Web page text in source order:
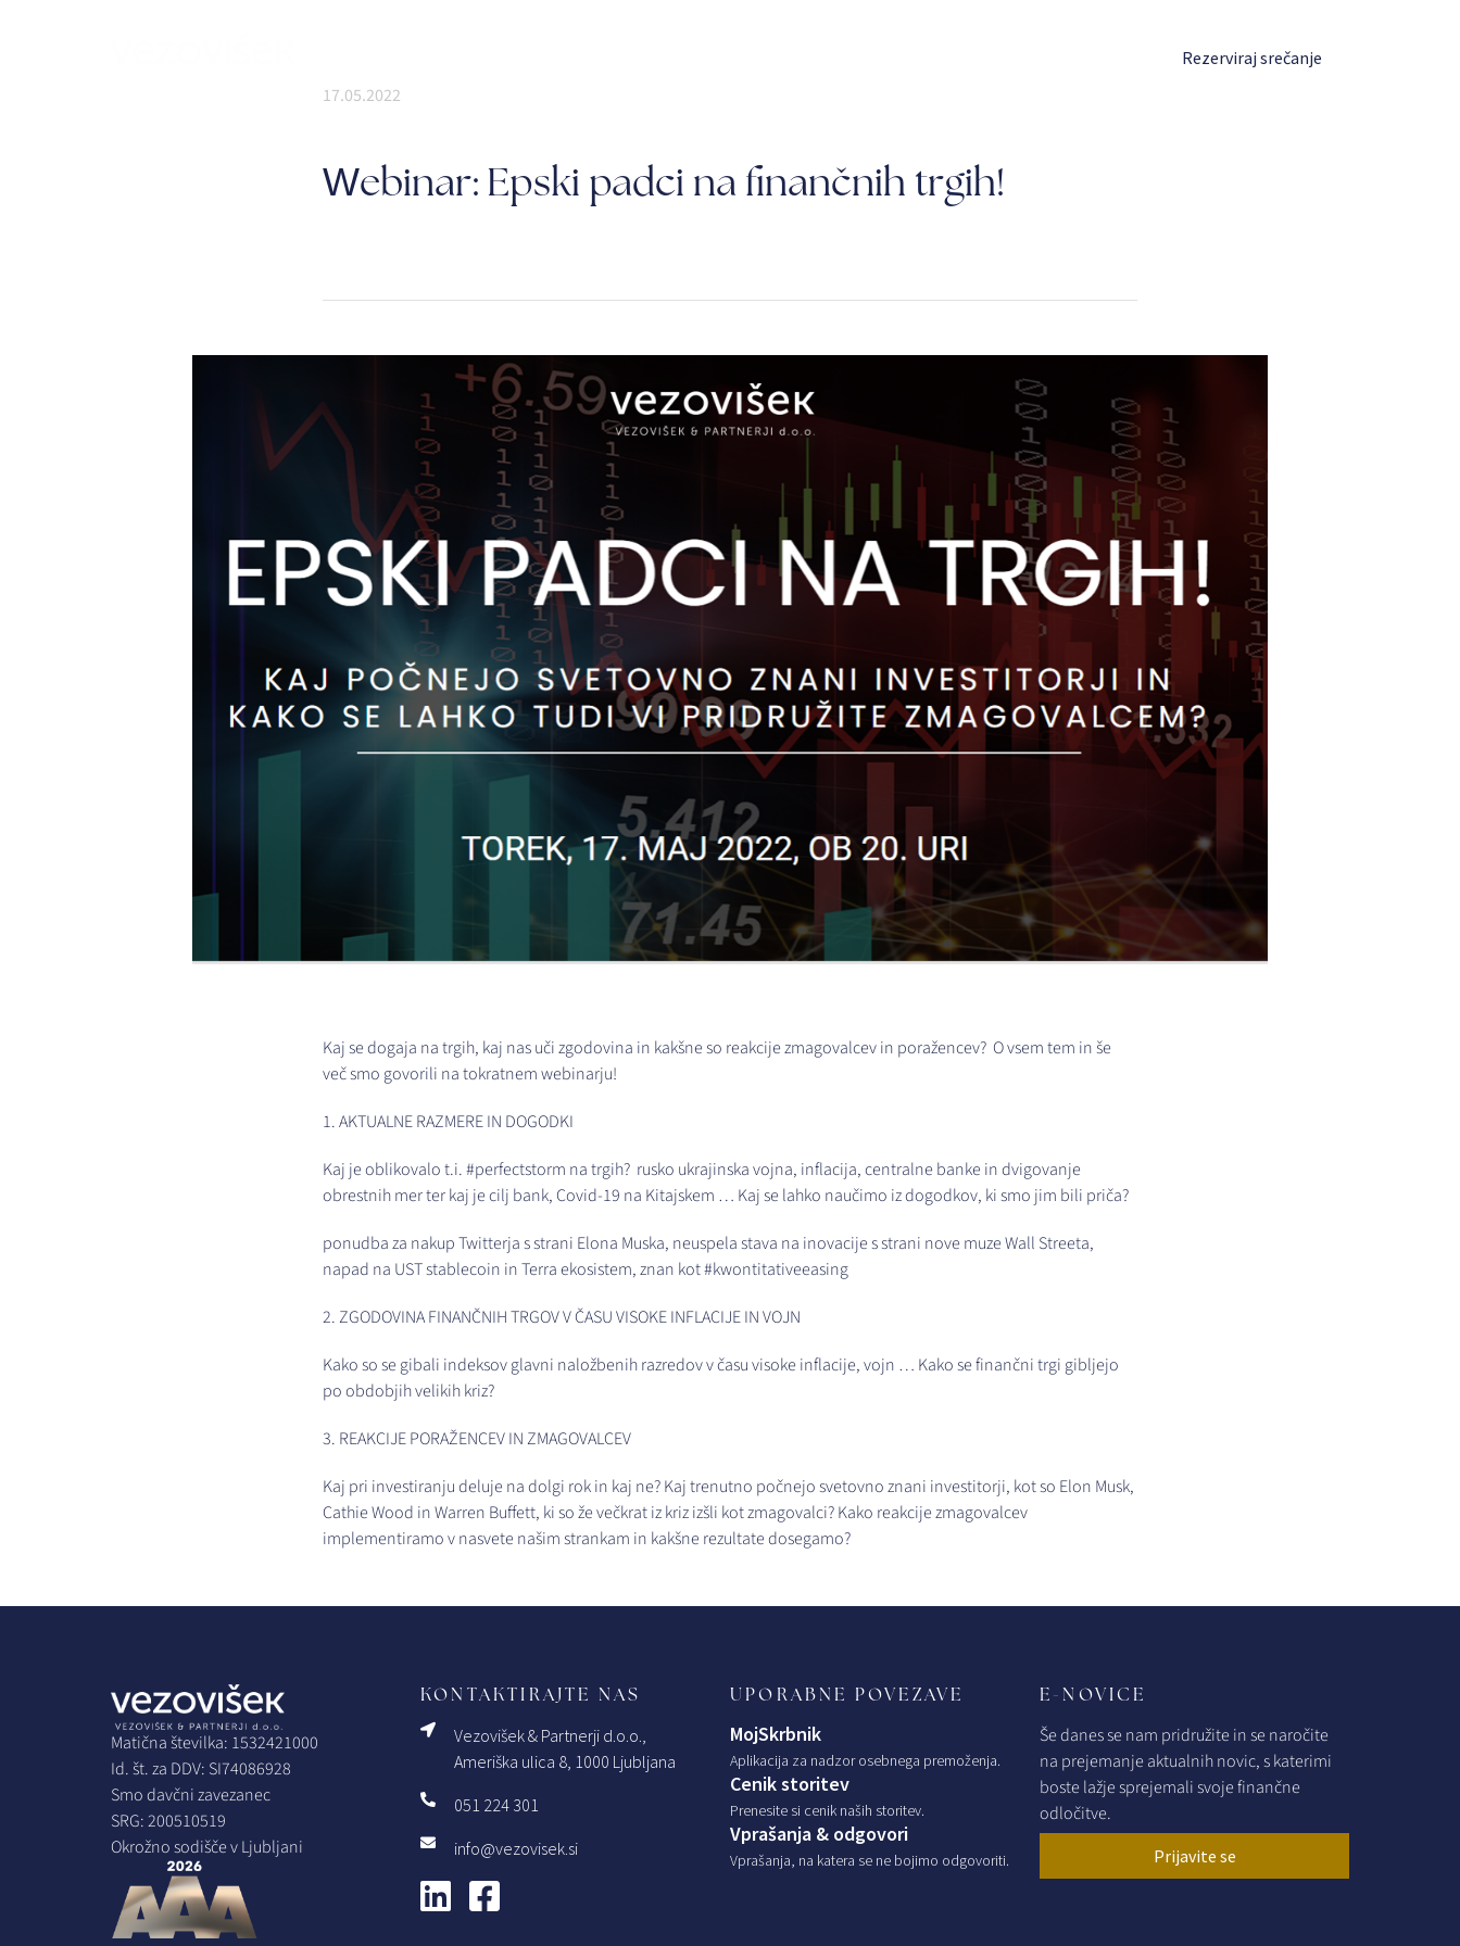
Rezerviraj srečanje
17.05.2022
Webinar: Epski padci na finančnih trgih!
Kaj se dogaja na trgih, kaj nas uči zgodovina in kakšne so reakcije zmagovalcev in poražencev? O vsem tem in še
več smo govorili na tokratnem webinarju!
1. AKTUALNE RAZMERE IN DOGODKI
Kaj je oblikovalo t.i. #perfectstorm na trgih? rusko ukrajinska vojna, inflacija, centralne banke in dvigovanje
obrestnih mer ter kaj je cilj bank, Covid-19 na Kitajskem … Kaj se lahko naučimo iz dogodkov, ki smo jim bili priča?
ponudba za nakup Twitterja s strani Elona Muska, neuspela stava na inovacije s strani nove muze Wall Streeta,
napad na UST stablecoin in Terra ekosistem, znan kot #kwontitativeeasing
2. ZGODOVINA FINANČNIH TRGOV V ČASU VISOKE INFLACIJE IN VOJN
Kako so se gibali indeksov glavni naložbenih razredov v času visoke inflacije, vojn … Kako se finančni trgi gibljejo
po obdobjih velikih kriz?
3. REAKCIJE PORAŽENCEV IN ZMAGOVALCEV
Kaj pri investiranju deluje na dolgi rok in kaj ne? Kaj trenutno počnejo svetovno znani investitorji, kot so Elon Musk,
Cathie Wood in Warren Buffett, ki so že večkrat iz kriz izšli kot zmagovalci? Kako reakcije zmagovalcev
implementiramo v nasvete našim strankam in kakšne rezultate dosegamo?
Matična številka: 1532421000
Id. št. za DDV: SI74086928
Smo davčni zavezanec
SRG: 200510519
Okrožno sodišče v Ljubljani
KONTAKTIRAJTE NAS
Vezovišek & Partnerji d.o.o.,
Ameriška ulica 8, 1000 Ljubljana
051 224 301
info@vezovisek.si
UPORABNE POVEZAVE
MojSkrbnik
Aplikacija za nadzor osebnega premoženja.
Cenik storitev
Prenesite si cenik naših storitev.
Vprašanja & odgovori
Vprašanja, na katera se ne bojimo odgovoriti.
E-NOVICE
Še danes se nam pridružite in se naročite
na prejemanje aktualnih novic, s katerimi
boste lažje sprejemali svoje finančne
odločitve.
Prijavite se